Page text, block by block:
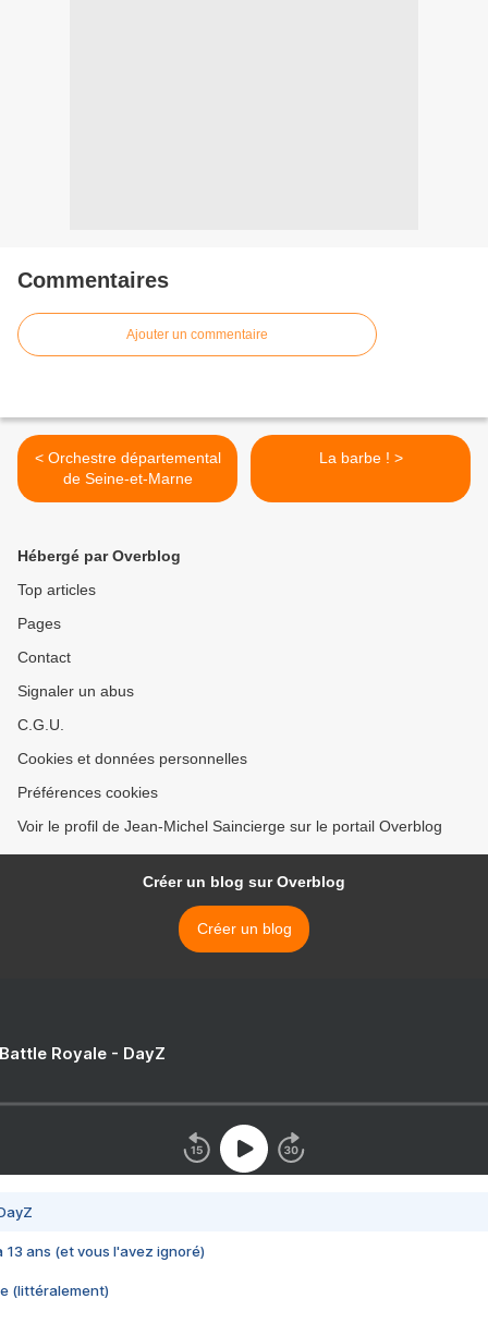
Commentaires
Ajouter un commentaire
< Orchestre départemental
de Seine-et-Marne
La barbe ! >
Hébergé par Overblog
Top articles
Pages
Contact
Signaler un abus
C.G.U.
Cookies et données personnelles
Préférences cookies
Voir le profil de Jean-Michel Saincierge sur le portail Overblog
Créer un blog sur Overblog
Créer un blog
Royale - DayZ
13 ans (et vous l'avez ignoré)
(littéralement)